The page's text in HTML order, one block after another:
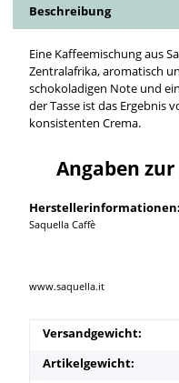
Beschreibung
Eine Kaffeemischung aus
Zentralafrika, aromatisch
schokoladigen Note und
der Tasse ist das Ergebnis
konsistenten Crema.
Angaben
Herstellerinformationen:
Saquella Caffè
www.saquella.it
Versandgewicht:
Artikelgewicht: